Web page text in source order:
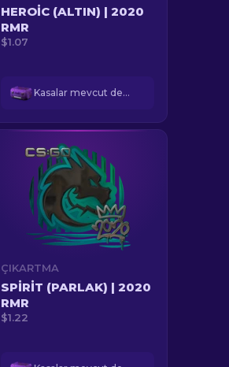
HEROIC (ALTIN) | 2020
RMR
$1.07
Kasalar mevcut değil
ÇIKARTMA
SPIRIT (PARLAK) | 2020
RMR
$1.22